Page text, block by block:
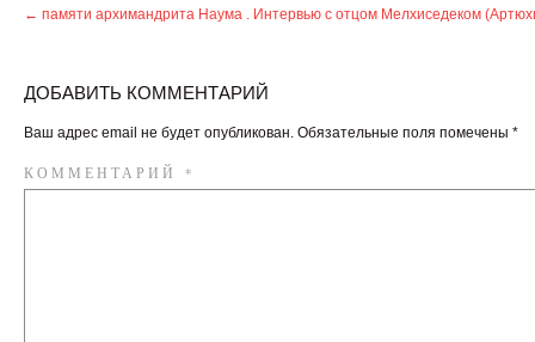
← памяти архимандрита Наума . Интервью с отцом Мелхиседеком
ДОБАВИТЬ КОММЕНТАРИЙ
Ваш адрес email не будет опубликован. Обязательные поля помечены *
КОММЕНТАРИЙ *